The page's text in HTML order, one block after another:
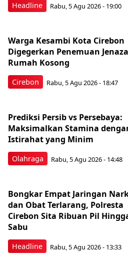
Headline Rabu, 5 Agu 2026 - 19:00
Cirebon
Warga Kesambi Kota Cirebon
Digegerkan Penemuan
Rumah Kosong
Rabu, 5 Agu 2026 - 18:47
Olahraga
Prediksi Persib vs Persebaya:
Maksimalkan Stamina
Istirahat yang Minim
Rabu, 5 Agu 2026 - 14:48
Headline
Bongkar Empat Jaringan
dan Obat Terlarang, Polresta
Cirebon Sita Ribuan Pil
Sabu
Rabu, 5 Agu 2026 - 13:33